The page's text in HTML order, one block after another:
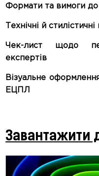
Формати та вимоги до
Технічні й
Чек-лист щодо
експертів
Візуальне
ЕЦПЛ
Завантажити